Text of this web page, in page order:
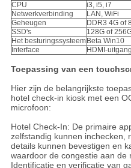
CPU
i3, i5, i7
Netwerkverbinding
LAN, WiFi
Geheugen
DDR3 4G of
SSD's
128G of
Het besturingssysteem Beta Win10
Interface
HDMI-
Toepassing van een
Hier zijn de belangrijkste
hotel check-in kiosk met een
microfoon:
Hotel Check-In: De primaire
zelfstandig kunnen inchecken,
details kunnen bevestigen en
waardoor de congestie aan de
Identificatie en verificatie van